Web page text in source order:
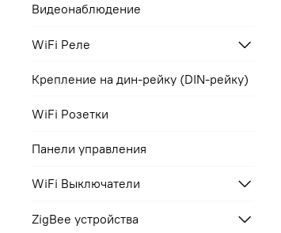
Видеонаблюдение
WiFi Реле
Крепление на дин-рейку (DIN-рейку)
WiFi Розетки
Панели управления
WiFi Выключатели
ZigBee устройства